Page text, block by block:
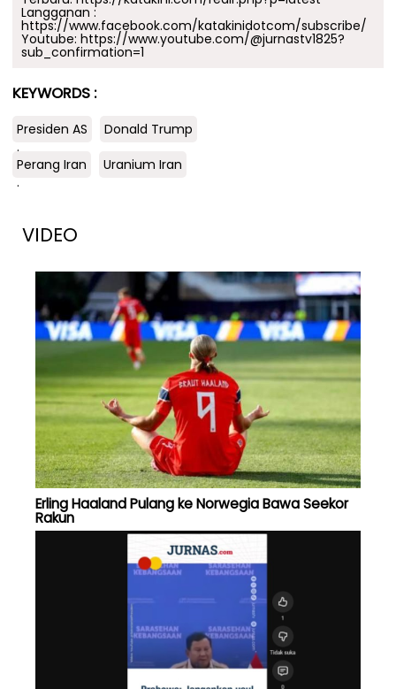
Langganan :
https://www.facebook.com/katakinidotcom/subscribe/
Youtube: https://www.youtube.com/@jurnastv1825?
sub_confirmation=1
KEYWORDS :
Presiden AS
Donald Trump
.
Perang Iran
Uranium Iran
.
VIDEO
Erling Haaland Pulang ke Norwegia Bawa Seekor
Rakun